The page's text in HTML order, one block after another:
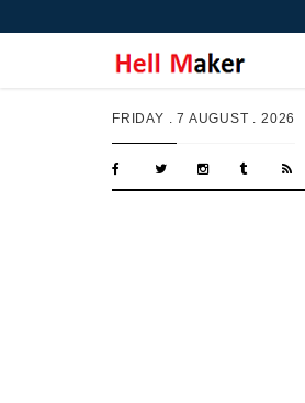
FRIDAY .7 AUGUST . 2026